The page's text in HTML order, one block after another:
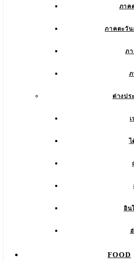
ภาค
ภาคตะวัน
ภ
ภ
ต่างปร
อิน
FOOD